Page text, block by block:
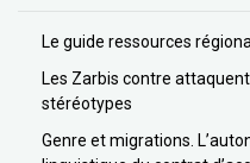
Le guide ressources
Les Zarbis contre
stéréotypes
Genre et migrations.